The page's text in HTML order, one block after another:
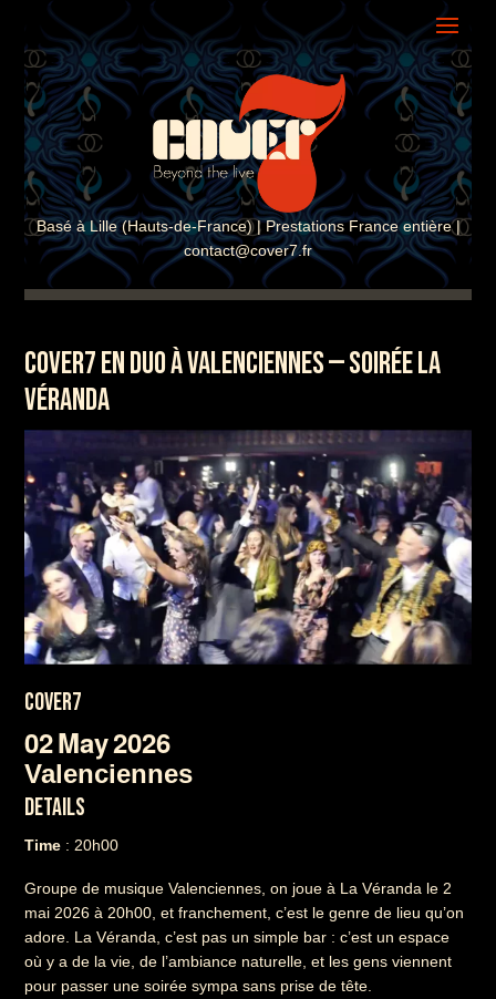
Basé à Lille (Hauts-de-France) | Prestations France entière |
contact@cover7.fr
COVER7 EN DUO À VALENCIENNES — SOIRÉE LA
VÉRANDA
COVER7
02May2026
Valenciennes
DETAILS
Time : 20h00
Groupe de musique Valenciennes, on joue à La Véranda le 2
mai 2026 à 20h00, et franchement, c’est le genre de lieu qu’on
adore. La Véranda, c’est pas un simple bar : c’est un espace
où y a de la vie, de l’ambiance naturelle, et les gens viennent
pour passer une soirée sympa sans prise de tête.
ASSISTANT COVER7
En ligne · Réponse instantanée